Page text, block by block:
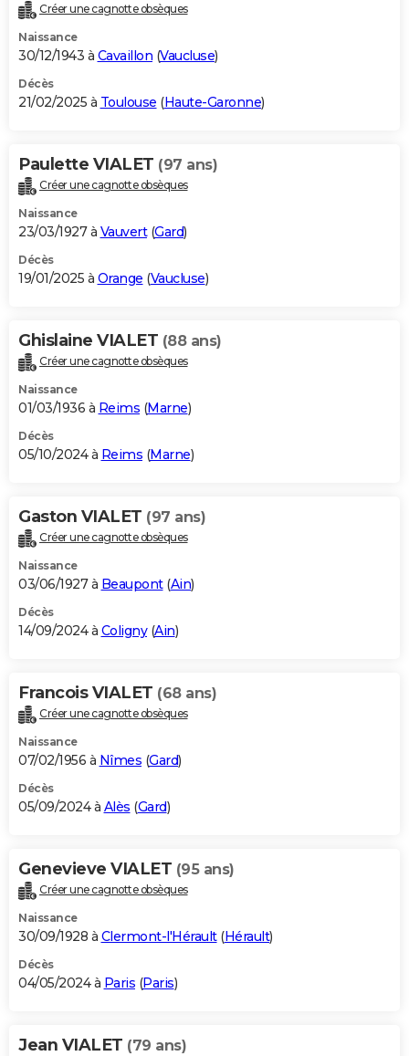
Créer une cagnotte obsèques
Naissance
30/12/1943 à Cavaillon (Vaucluse)
Décès
21/02/2025 à Toulouse (Haute-Garonne)
Paulette VIALET (97 ans)
Créer une cagnotte obsèques
Naissance
23/03/1927 à Vauvert(Gard)
Décès
19/01/2025 à Orange (Vaucluse)
Ghislaine VIALET (88 ans)
Créer une cagnotte obsèques
Naissance
01/03/1936 à Reims (Marne)
Décès
05/10/2024 à Reims (Marne)
Gaston VIALET (97 ans)
Créer une cagnotte obsèques
Naissance
03/06/1927 à Beaupont(Ain)
Décès
14/09/2024 à Coligny(Ain)
Francois VIALET (68 ans)
Créer une cagnotte obsèques
Naissance
07/02/1956 à Nîmes (Gard)
Décès
05/09/2024 à Alès (Gard)
Genevieve VIALET (95 ans)
Créer une cagnotte obsèques
Naissance
30/09/1928 à Clermont-l'Hérault(Hérault)
Décès
04/05/2024 à Paris (Paris)
Jean VIALET (79 ans)